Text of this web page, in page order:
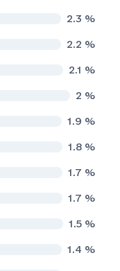
2.3 %
2.2 %
2.1 %
2 %
1.9 %
1.8 %
1.7 %
1.7 %
1.5 %
1.4 %